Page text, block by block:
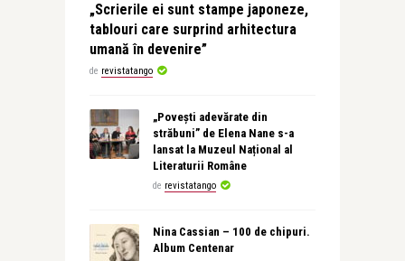
„Scrierile ei sunt stampe japoneze,
tablouri care surprind arhitectura
umană în devenire”
de revistatango
„Povești adevărate din
străbuni” de Elena Nane s-a
lansat la Muzeul Național al
Literaturii Române
de revistatango
Nina Cassian – 100 de chipuri.
Album Centenar